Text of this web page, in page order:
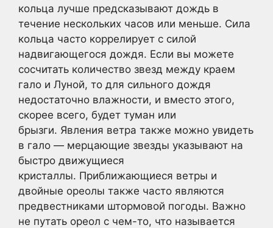
кольца лучше предсказывают дождь в
течение нескольких часов или меньше. Сила
кольца часто коррелирует с силой
надвигающегося дождя. Если вы можете
сосчитать количество звезд между краем
гало и Луной, то для сильного дождя
недостаточно влажности, и вместо этого,
скорее всего, будет туман или
брызги. Явления ветра также можно увидеть
в гало — мерцающие звезды указывают на
быстро движущиеся
кристаллы. Приближающиеся ветры и
двойные ореолы также часто являются
предвестниками штормовой погоды. Важно
не путать ореол с чем-то, что называется